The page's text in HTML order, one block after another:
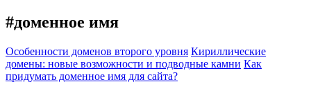
#доменное имя
Особенности доменов второго уровня Кириллические
домены: новые возможности и подводные камни Как
придумать доменное имя для сайта?